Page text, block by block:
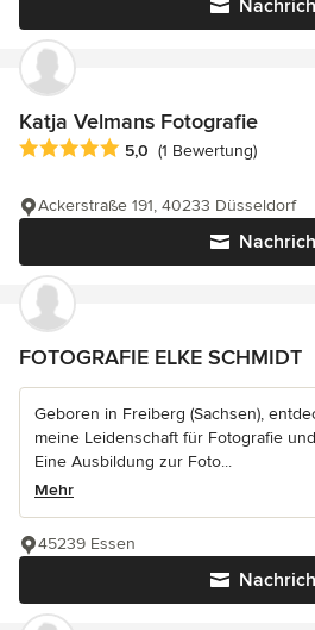
Katja Velmans Fotografie
Durchschnittliche Bewertung: 5 von
5,0 (1 Bewertung)
Ackerstraße 191, 40233 Düsseldorf
FOTOGRAFIE ELKE SCHMIDT
Geboren in Freiberg (Sachsen),
meine Leidenschaft für Fotografie
Eine Ausbildung zur Foto...
Mehr
45239 Essen